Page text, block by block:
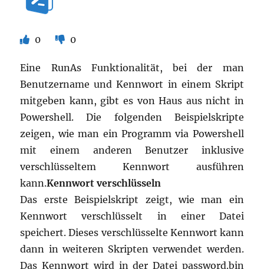
0 0
Eine RunAs Funktionalität, bei der man
Benutzername und Kennwort in einem Skript
mitgeben kann, gibt es von Haus aus nicht in
Powershell. Die folgenden Beispielskripte
zeigen, wie man ein Programm via Powershell
mit einem anderen Benutzer inklusive
verschlüsseltem Kennwort ausführen
kann.Kennwort verschlüsseln
Das erste Beispielskript zeigt, wie man ein
Kennwort verschlüsselt in einer Datei
speichert. Dieses verschlüsselte Kennwort kann
dann in weiteren Skripten verwendet werden.
Das Kennwort wird in der Datei password.bin